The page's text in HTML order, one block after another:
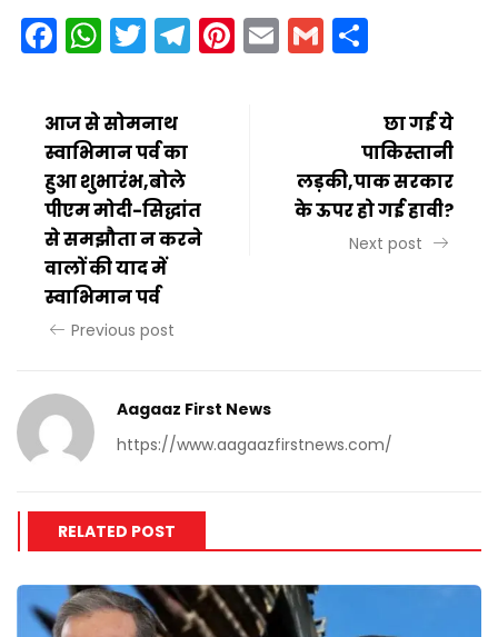
Facebook
WhatsApp
Twitter
Telegram
Pinterest
EmailGmail
आज से सोमनाथ
स्वाभिमान पर्व का
हुआ शुभारंभ,बोले
पीएम मोदी-सिद्धांत
से समझौता न करने
वालों की याद में
स्वाभिमान पर्व
Previous post
छा गई ये
पाकिस्तानी
लड़की,पाक सरकार
के ऊपर हो गई हावी?
Next post
Aagaaz First News
https://www.aagaazfirstnews.com/
RELATED POST